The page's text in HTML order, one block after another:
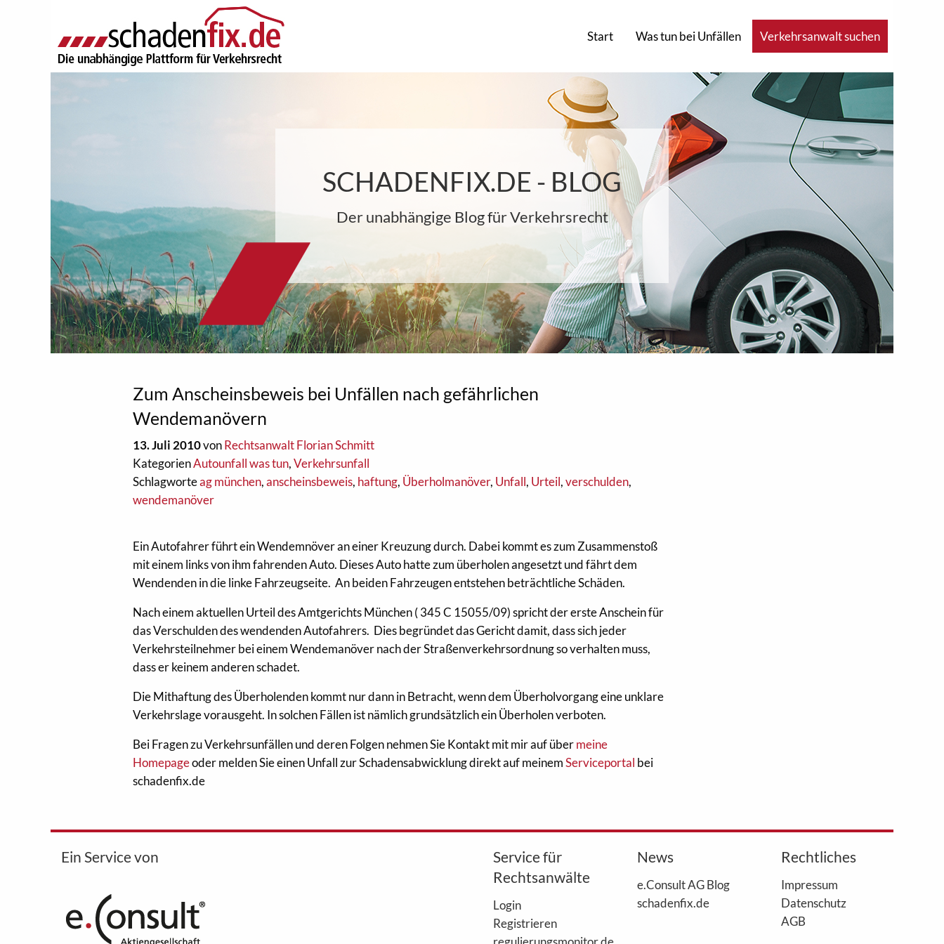
Start Was tun bei Unfällen Verkehrsanwalt suchen
SCHADENFIX.DE - BLOG
Der unabhängige Blog für Verkehrsrecht
Zum Anscheinsbeweis bei Unfällen nach gefährlichen
Wendemanövern
13. Juli 2010vonRechtsanwalt Florian Schmitt
KategorienAutounfall was tun,Verkehrsunfall
Schlagworteag münchen,anscheinsbeweis, haftung, Überholmanöver, Unfall, Urteil,verschulden,
wendemanöver
Ein Autofahrer führt ein Wendemnöver an einer Kreuzung durch. Dabei kommt es zum Zusammenstoß
mit einem links von ihm fahrenden Auto. Dieses Auto hatte zum überholen angesetzt und fährt dem
Wendenden in die linke Fahrzeugseite. An beiden Fahrzeugen entstehen beträchtliche Schäden.
Nach einem aktuellen Urteil des Amtgerichts München ( 345 C 15055/09) spricht der erste Anschein für
das Verschulden des wendenden Autofahrers. Dies begründet das Gericht damit, dass sich jeder
Verkehrsteilnehmer bei einem Wendemanöver nach der Straßenverkehrsordnung so verhalten muss,
dass er keinem anderen schadet.
Die Mithaftung des Überholenden kommt nur dann in Betracht, wenn dem Überholvorgang eine unklare
Verkehrslage vorausgeht. In solchen Fällen ist nämlich grundsätzlich ein Überholen verboten.
Bei Fragen zu Verkehrsunfällen und deren Folgen nehmen Sie Kontakt mit mir auf übermeine
Homepageoder melden Sie einen Unfall zur Schadensabwicklung direkt auf meinemServiceportal bei
schadenfix.de
Ein Service von
Service für
Rechtsanwälte
Login
Registrieren
News
e.Consult AG Blog
schadenfix.de
Rechtliches
Impressum
Datenschutz
AGB